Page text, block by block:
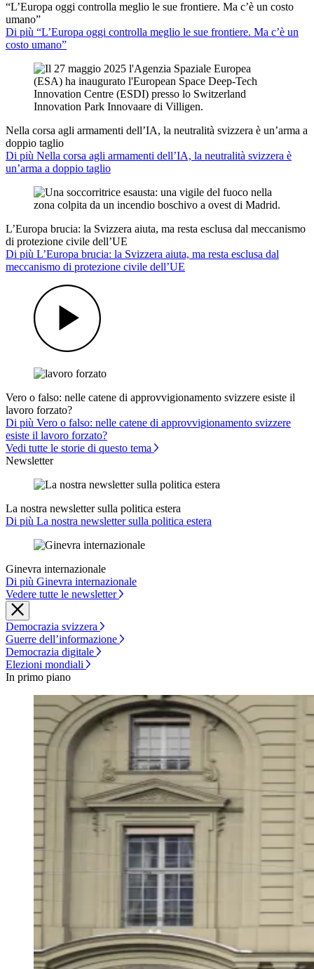
“L’Europa oggi controlla meglio le sue frontiere. Ma c’è un costo
umano”
Di più “L’Europa oggi controlla meglio le sue frontiere. Ma c’è un
costo umano”
Nella corsa agli armamenti dell’IA, la neutralità svizzera è un’arma a
doppio taglio
Di più Nella corsa agli armamenti dell’IA, la neutralità svizzera è
un’arma a doppio taglio
L’Europa brucia: la Svizzera aiuta, ma resta esclusa dal meccanismo
di protezione civile dell’UE
Di più L’Europa brucia: la Svizzera aiuta, ma resta esclusa dal
meccanismo di protezione civile dell’UE
Vero o falso: nelle catene di approvvigionamento svizzere esiste il
lavoro forzato?
Di più Vero o falso: nelle catene di approvvigionamento svizzere
esiste il lavoro forzato?
Vedi tutte le storie di questo tema
Newsletter
La nostra newsletter sulla politica estera
Di più La nostra newsletter sulla politica estera
Ginevra internazionale
Di più Ginevra internazionale
Vedere tutte le newsletter
Democrazia svizzera
Guerre dell’informazione
Democrazia digitale
Elezioni mondiali
In primo piano